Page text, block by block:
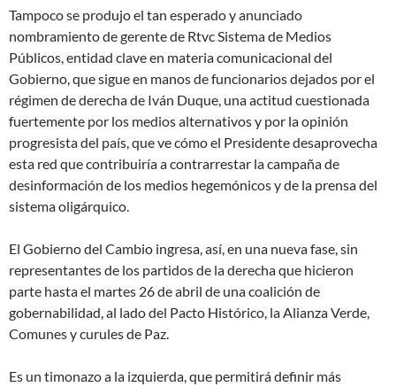
Tampoco se produjo el tan esperado y anunciado
nombramiento de gerente de Rtvc Sistema de Medios
Públicos, entidad clave en materia comunicacional del
Gobierno, que sigue en manos de funcionarios dejados por el
régimen de derecha de Iván Duque, una actitud cuestionada
fuertemente por los medios alternativos y por la opinión
progresista del país, que ve cómo el Presidente desaprovecha
esta red que contribuiría a contrarrestar la campaña de
desinformación de los medios hegemónicos y de la prensa del
sistema oligárquico.
El Gobierno del Cambio ingresa, así, en una nueva fase, sin
representantes de los partidos de la derecha que hicieron
parte hasta el martes 26 de abril de una coalición de
gobernabilidad, al lado del Pacto Histórico, la Alianza Verde,
Comunes y curules de Paz.
Es un timonazo a la izquierda, que permitirá definir más